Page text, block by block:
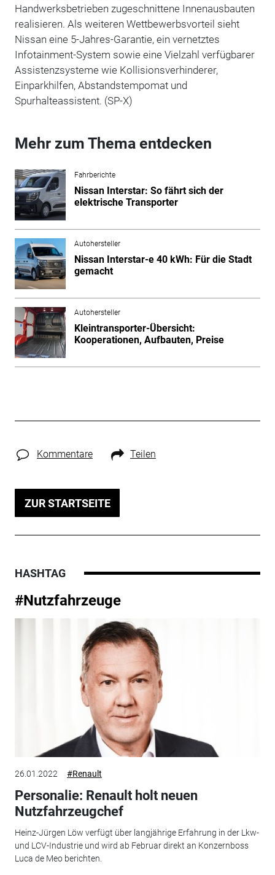
Handwerksbetrieben zugeschnittene Innenausbauten
realisieren. Als weiteren Wettbewerbsvorteil sieht
Nissan eine 5-Jahres-Garantie, ein vernetztes
Infotainment-System sowie eine Vielzahl verfügbarer
Assistenzsysteme wie Kollisionsverhinderer,
Einparkhilfen, Abstandstempomat und
Spurhalteassistent. (SP-X)
Mehr zum Thema entdecken
Fahrberichte
Nissan Interstar: So fährt sich der
elektrische Transporter
Autohersteller
Nissan Interstar-e 40 kWh: Für die Stadt
gemacht
Autohersteller
Kleintransporter-Übersicht:
Kooperationen, Aufbauten, Preise
Kommentare Teilen
ZUR STARTSEITE
HASHTAG
#Nutzfahrzeuge
26.01.2022 #Renault
Personalie: Renault holt neuen
Nutzfahrzeugchef
Heinz-Jürgen Löw verfügt über langjährige Erfahrung in der Lkw-
und LCV-Industrie und wird ab Februar direkt an Konzernboss
Luca de Meo berichten.